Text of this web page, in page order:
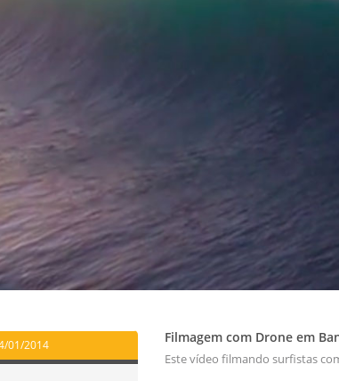
01/2014 Filmagem com Drone em
Este vídeo filmando surfistas